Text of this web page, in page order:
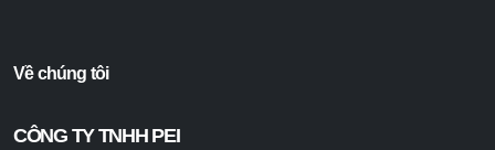
Về chúng tôi
CÔNG TY TNHH PEI